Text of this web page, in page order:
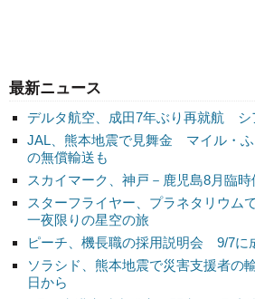
最新ニュース
デルタ航空、成田7年ぶり再就航 シ
JAL、熊本地震で見舞金 マイル・
の無償輸送も
スカイマーク、神戸－鹿児島8月臨
スターフライヤー、プラネタリウム
一夜限りの星空の旅
ピーチ、機長職の採用説明会 9/7に
ソラシド、熊本地震で災害支援者
日から